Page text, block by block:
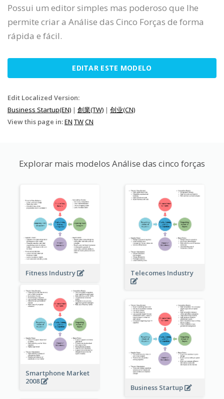
Possui um editor simples mas poderoso que lhe
permite criar a Análise das Cinco Forças de forma
rápida e fácil.
EDITAR ESTE MODELO
Edit Localized Version:
Business Startup(EN) | 創業(TW) | 创业(CN)
View this page in:EN TWCN
Explorar mais modelos Análise das cinco forças
Fitness Industry Telecomes Industry
Smartphone Market
2008
Business Startup